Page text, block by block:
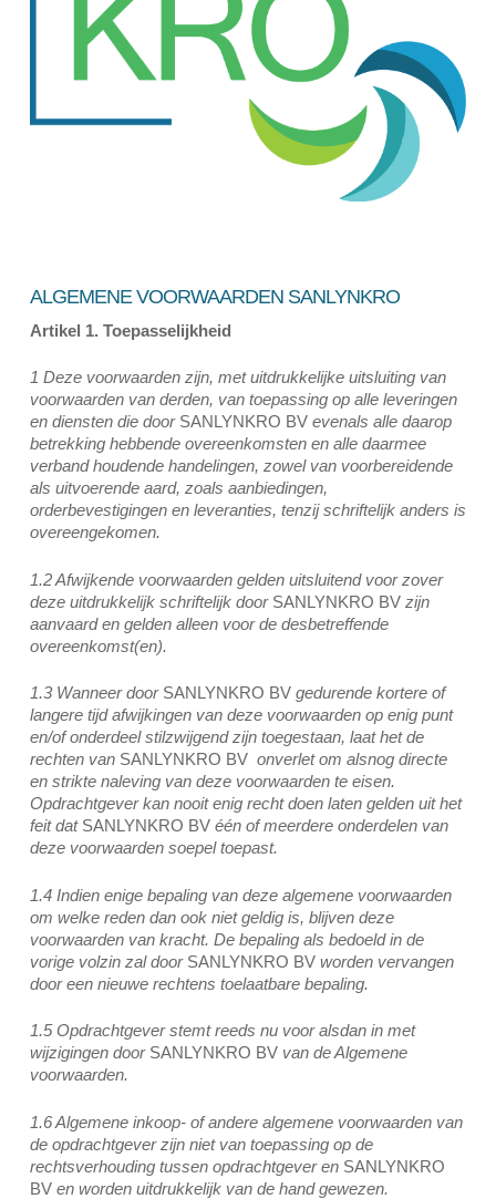
ALGEMENE VOORWAARDEN SANLYNKRO
Artikel 1. Toepasselijkheid
1 Deze voorwaarden zijn, met uitdrukkelijke uitsluiting van
voorwaarden van derden, van toepassing op alle leveringen
en diensten die door SANLYNKRO BVevenals alle daarop
betrekking hebbende overeenkomsten en alle daarmee
verband houdende handelingen, zowel van voorbereidende
als uitvoerende aard, zoals aanbiedingen,
orderbevestigingen en leveranties, tenzij schriftelijk anders is
overeengekomen.
1.2 Afwijkende voorwaarden gelden uitsluitend voor zover
deze uitdrukkelijk schriftelijk door SANLYNKRO BVzijn
aanvaard en gelden alleen voor de desbetreffende
overeenkomst(en).
1.3 Wanneer door SANLYNKRO BV gedurende kortere of
langere tijd afwijkingen van deze voorwaarden op enig punt
en/of onderdeel stilzwijgend zijn toegestaan, laat het de
rechten van SANLYNKRO BV onverlet om alsnog directe
en strikte naleving van deze voorwaarden te eisen.
Opdrachtgever kan nooit enig recht doen laten gelden uit het
feit dat SANLYNKRO BVéén of meerdere onderdelen van
deze voorwaarden soepel toepast.
1.4 Indien enige bepaling van deze algemene voorwaarden
om welke reden dan ook niet geldig is, blijven deze
voorwaarden van kracht. De bepaling als bedoeld in de
vorige volzin zal door SANLYNKRO BVworden vervangen
door een nieuwe rechtens toelaatbare bepaling.
1.5 Opdrachtgever stemt reeds nu voor alsdan in met
wijzigingen door SANLYNKRO BVvan de Algemene
voorwaarden.
1.6 Algemene inkoop- of andere algemene voorwaarden van
de opdrachtgever zijn niet van toepassing op de
rechtsverhouding tussen opdrachtgever en SANLYNKRO
BVen worden uitdrukkelijk van de hand gewezen.